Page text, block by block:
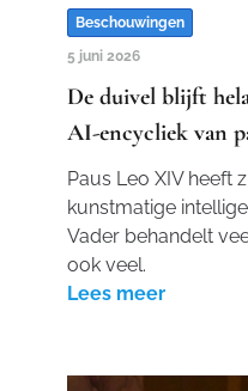
Beschouwingen
5 juni 2026
De duivel blijft
AI-encycliek van
Paus Leo XIV heeft
kunstmatige
Vader behandelt
ook veel.
Lees meer